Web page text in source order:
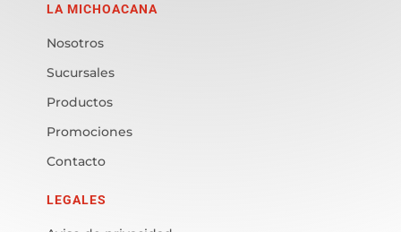
LA MICHOACANA
Nosotros
Sucursales
Productos
Promociones
Contacto
LEGALES